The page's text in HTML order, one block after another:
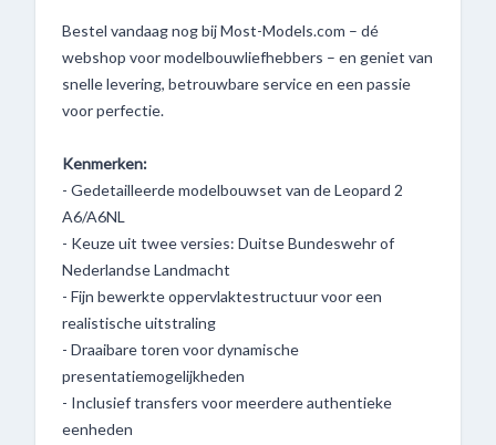
Bestel vandaag nog bij Most-Models.com – dé
webshop voor modelbouwliefhebbers – en geniet van
snelle levering, betrouwbare service en een passie
voor perfectie.
Kenmerken:
- Gedetailleerde modelbouwset van de Leopard 2
A6/A6NL
- Keuze uit twee versies: Duitse Bundeswehr of
Nederlandse Landmacht
- Fijn bewerkte oppervlaktestructuur voor een
realistische uitstraling
- Draaibare toren voor dynamische
presentatiemogelijkheden
- Inclusief transfers voor meerdere authentieke
eenheden